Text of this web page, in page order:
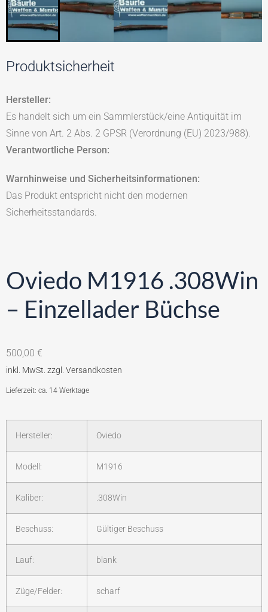
Produktsicherheit
Hersteller:
Es handelt sich um ein Sammlerstück/eine Antiquität im
Sinne von Art. 2 Abs. 2 GPSR (Verordnung (EU) 2023/988).
Verantwortliche Person:
Warnhinweise und Sicherheitsinformationen:
Das Produkt entspricht nicht den modernen
Sicherheitsstandards.
Oviedo M1916 .308Win
– Einzellader Büchse
500,00 €
Lieferzeit: ca. 14 Werktage
Hersteller: Oviedo
Modell: M1916
Kaliber: .308Win
Beschuss: Gültiger Beschuss
Lauf: blank
Züge/Felder: scharf